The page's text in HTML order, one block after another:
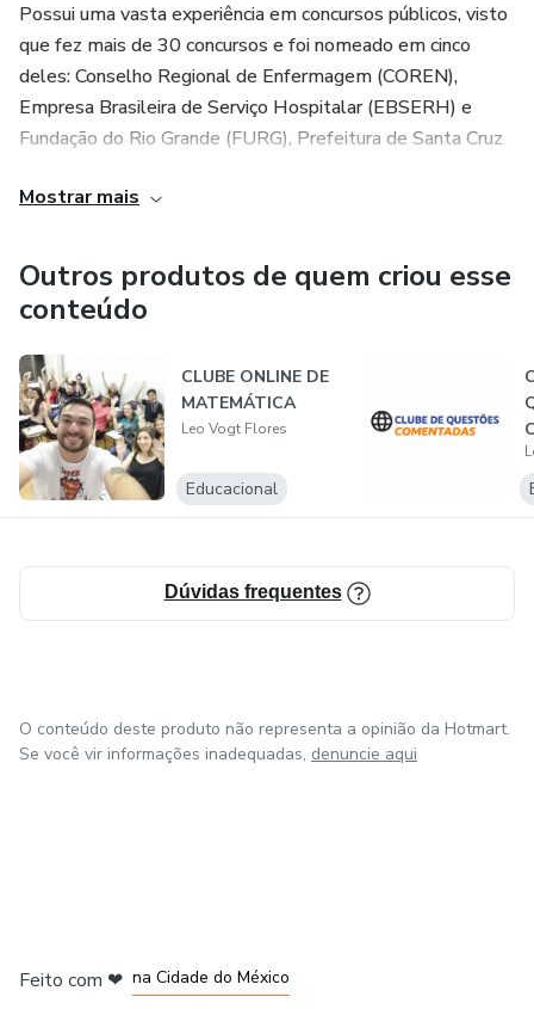
Possui uma vasta experiência em concursos públicos, visto
que fez mais de 30 concursos e foi nomeado em cinco
deles: Conselho Regional de Enfermagem (COREN),
Empresa Brasileira de Serviço Hospitalar (EBSERH) e
Fundação do Rio Grande (FURG), Prefeitura de Santa Cruz
Matemática para expandir o conhecimento do presencial
para o online, e hoje já temos centenas de alunos
aprovados(as) em certames públicos.
Mostrar mais
Outros produtos de quem criou esse
conteúdo
CLUBE ONLINE DE
MATEMÁTICA
Leo Vogt Flores
Educacional
Dúvidas frequentes
O conteúdo deste produto não representa a opinião da Hotmart.
Se você vir informações inadequadas, denuncie aqui
Feito com ❤ na Cidade do México